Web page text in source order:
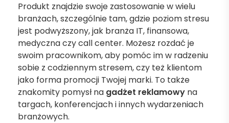
Produkt znajdzie swoje zastosowanie w wielu
branżach, szczególnie tam, gdzie poziom stresu
jest podwyższony, jak branża IT, finansowa,
medyczna czy call center. Możesz rozdać je
swoim pracownikom, aby pomóc im w radzeniu
sobie z codziennym stresem, czy też klientom
jako forma promocji Twojej marki. To także
znakomity pomysł na gadżet reklamowy na
targach, konferencjach i innych wydarzeniach
branżowych.